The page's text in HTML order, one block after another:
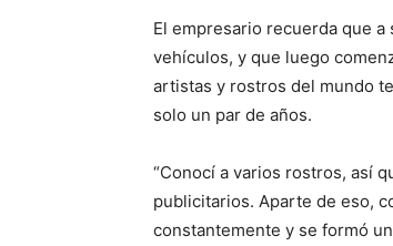
El empresario recuerda que
vehículos, y que luego
artistas y rostros del mundo
solo un par de años.
“Conocí a varios rostros, así
publicitarios. Aparte de eso,
constantemente y se formó